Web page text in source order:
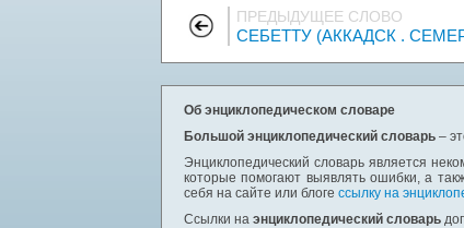
ПРЕДЫДУЩЕЕ СЛОВО
СЕБЕТТУ (АККАДСК .
Об энциклопедическом словаре
Большой энциклопедический словарь –
Энциклопедический словарь является
которые помогают выявлять ошибки, а
себя на сайте или блоге ссылку на
Ссылки на энциклопедический словарь